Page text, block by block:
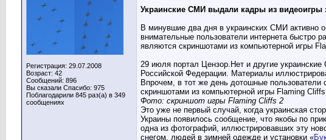
Регистрация: 29.07.2008
Возраст: 42
Сообщений: 896
Вы сказали Спасибо: 975
Поблагодарили 845 раз(а) в 349
сообщениях
Украинские СМИ выдали кадры из видеоигры
В минувшие два дня в украинских СМИ активно
внимательные пользователи интернета быстро
являются скриншотами из компьютерной игры
29 июля портал Цензор.Нет и другие
Российской Федерации. Материалы
Впрочем, в тот же день дотошные
скриншотами из компьютерной игры Flaming
Фото: скриншот игры Flaming Cliffs 2
Это уже не первый случай, когда украинская
Украины появилось сообщение, что якобы по
одна из фотографий, иллюстрировавших эту
снегом, людей в зимней одежде и установки «